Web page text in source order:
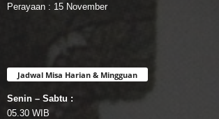
Perayaan : 15 November
Jadwal Misa Harian & Mingguan
Senin – Sabtu :
05.30 WIB